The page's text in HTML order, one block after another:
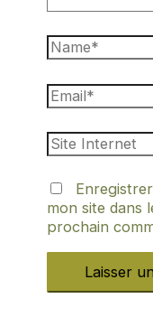
mon site dans
prochain